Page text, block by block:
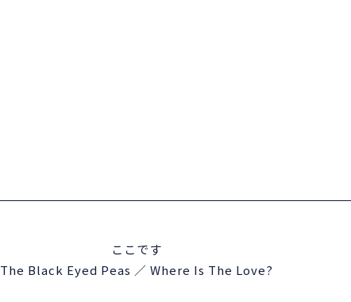
ここです
The Black Eyed Peas ／ Where Is The Love?